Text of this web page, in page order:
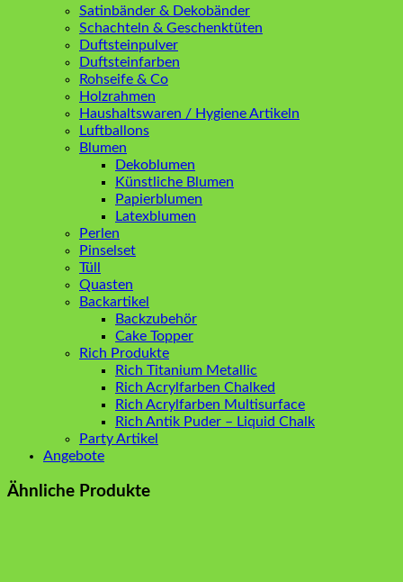
Satinbänder & Dekobänder
Schachteln & Geschenktüten
Duftsteinpulver
Duftsteinfarben
Rohseife & Co
Holzrahmen
Haushaltswaren / Hygiene Artikeln
Luftballons
Blumen
Dekoblumen
Künstliche Blumen
Papierblumen
Latexblumen
Perlen
Pinselset
Tüll
Quasten
Backartikel
Backzubehör
Cake Topper
Rich Produkte
Rich Titanium Metallic
Rich Acrylfarben Chalked
Rich Acrylfarben Multisurface
Rich Antik Puder – Liquid Chalk
Party Artikel
Angebote
Ähnliche Produkte